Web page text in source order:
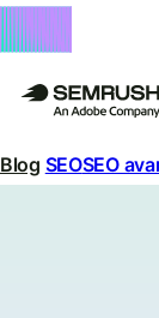
Blog SEOSEO